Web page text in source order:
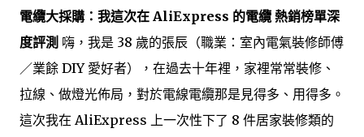
電纜大採購：我這次在 AliExpress 的電纜 熱銷榜單深
度評測 嗨，我是 38 歲的張辰（職業：室內電氣裝修師傅
／業餘 DIY 愛好者），在過去十年裡，家裡常常裝修、
拉線、做燈光佈局，對於電線電纜那是見得多、用得多。
這次我在 AliExpress 上一次性下了 8 件居家裝修類的